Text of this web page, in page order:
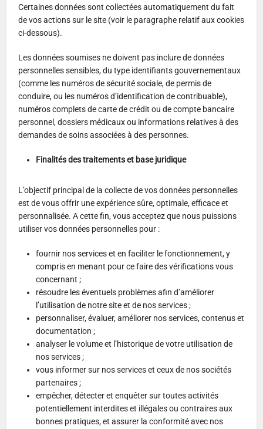
Certaines données sont collectées automatiquement du fait
de vos actions sur le site (voir le paragraphe relatif aux cookies
ci-dessous).
Les données soumises ne doivent pas inclure de données
personnelles sensibles, du type identifiants gouvernementaux
(comme les numéros de sécurité sociale, de permis de
conduire, ou les numéros d’identification de contribuable),
numéros complets de carte de crédit ou de compte bancaire
personnel, dossiers médicaux ou informations relatives à des
demandes de soins associées à des personnes.
Finalités des traitements et base juridique
L’objectif principal de la collecte de vos données personnelles
est de vous offrir une expérience sûre, optimale, efficace et
personnalisée. A cette fin, vous acceptez que nous puissions
utiliser vos données personnelles pour :
fournir nos services et en faciliter le fonctionnement, y
compris en menant pour ce faire des vérifications vous
concernant ;
résoudre les éventuels problèmes afin d’améliorer
l’utilisation de notre site et de nos services ;
personnaliser, évaluer, améliorer nos services, contenus et
documentation ;
analyser le volume et l’historique de votre utilisation de
nos services ;
vous informer sur nos services et ceux de nos sociétés
partenaires ;
empêcher, détecter et enquêter sur toutes activités
potentiellement interdites et illégales ou contraires aux
bonnes pratiques, et assurer la conformité avec nos